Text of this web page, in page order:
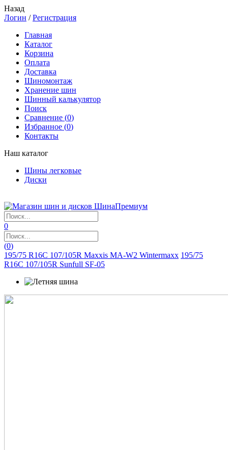
Назад
Логин /Регистрация
Главная
Каталог
Корзина
Оплата
Доставка
Шиномонтаж
Хранение шин
Шинный калькулятор
Поиск
Сравнение (0)
Избранное (0)
Контакты
Наш каталог
Шины легковые
Диски
0
(0)
195/75 R16C 107/105R Maxxis MA-W2 Wintermaxx 195/75
R16C 107/105R Sunfull SF-05